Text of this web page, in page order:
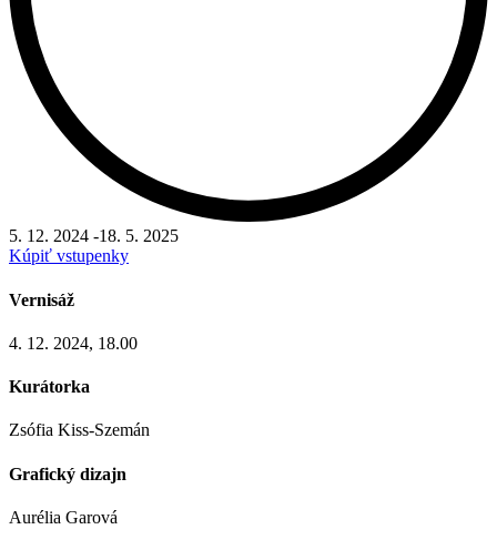
5. 12. 2024 -18. 5. 2025
Kúpiť vstupenky
Vernisáž
4. 12. 2024, 18.00
Kurátorka
Zsófia Kiss-Szemán
Grafický dizajn
Aurélia Garová